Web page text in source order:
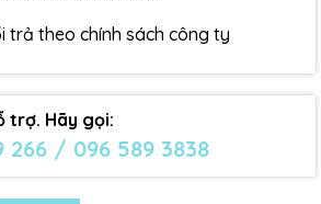
trả theo chính sách công ty
trợ. Hãy gọi:
266 / 096 589 3838